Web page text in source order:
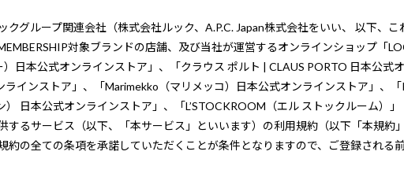
グループ関連会社（株式会社ルック、A.P.C. Japan株式会社をいい、 以下、こ
対象ブランドの店舗、及び当社が運営するオンラインショップ「
）日本公式オンラインストア」、「クラウス ポルト | CLAUS PORTO 日本公式
インストア」、「Marimekko（マリメッコ）日本公式オンラインストア」、
日本公式オンラインストア」、「L’STOCKROOM（エル ストックルーム）
するサービス（以下、「本サービス」といいます）の利用規約（以下「本規約
約の全ての条項を承諾していただくことが条件となりますので、ご登録される